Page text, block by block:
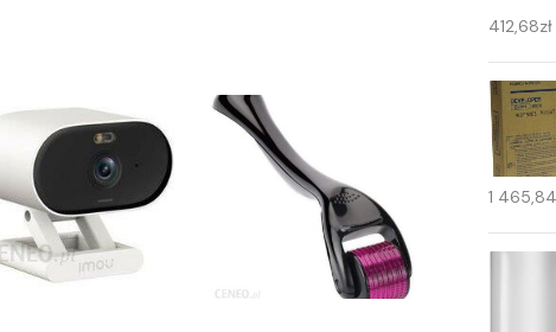
412,68zł
1 465,84